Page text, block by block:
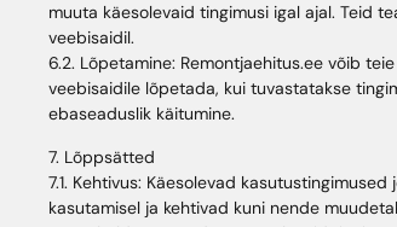
muuta käesolevaid tingimusi igal ajal. Teid
veebisaidil.
6.2. Lõpetamine: Remontjaehitus.ee võib
veebisaidile lõpetada, kui tuvastatakse
ebaseaduslik käitumine.
7. Lõppsätted
7.1. Kehtivus: Käesolevad
kasutamisel ja kehtivad kuni nende